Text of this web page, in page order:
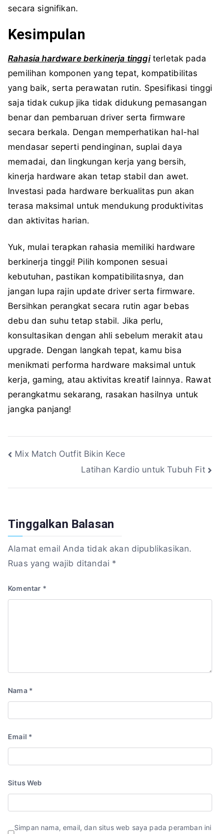
secara signifikan.
Kesimpulan
Rahasia hardware berkinerja tinggiterletak pada
pemilihan komponen yang tepat, kompatibilitas
yang baik, serta perawatan rutin. Spesifikasi tinggi
saja tidak cukup jika tidak didukung pemasangan
benar dan pembaruan driver serta firmware
secara berkala. Dengan memperhatikan hal-hal
mendasar seperti pendinginan, suplai daya
memadai, dan lingkungan kerja yang bersih,
kinerja hardware akan tetap stabil dan awet.
Investasi pada hardware berkualitas pun akan
terasa maksimal untuk mendukung produktivitas
dan aktivitas harian.
Yuk, mulai terapkan rahasia memiliki hardware
berkinerja tinggi! Pilih komponen sesuai
kebutuhan, pastikan kompatibilitasnya, dan
jangan lupa rajin update driver serta firmware.
Bersihkan perangkat secara rutin agar bebas
debu dan suhu tetap stabil. Jika perlu,
konsultasikan dengan ahli sebelum merakit atau
upgrade. Dengan langkah tepat, kamu bisa
menikmati performa hardware maksimal untuk
kerja, gaming, atau aktivitas kreatif lainnya. Rawat
perangkatmu sekarang, rasakan hasilnya untuk
jangka panjang!
Navigasi
Mix Match Outfit Bikin Kece
Latihan Kardio untuk Tubuh Fit
Tinggalkan Balasan
Alamat email Anda tidak akan dipublikasikan.
Ruas yang wajib ditandai *
Komentar *
Nama *
Email *
Situs Web
Simpan nama, email, dan situs web saya pada peramban ini